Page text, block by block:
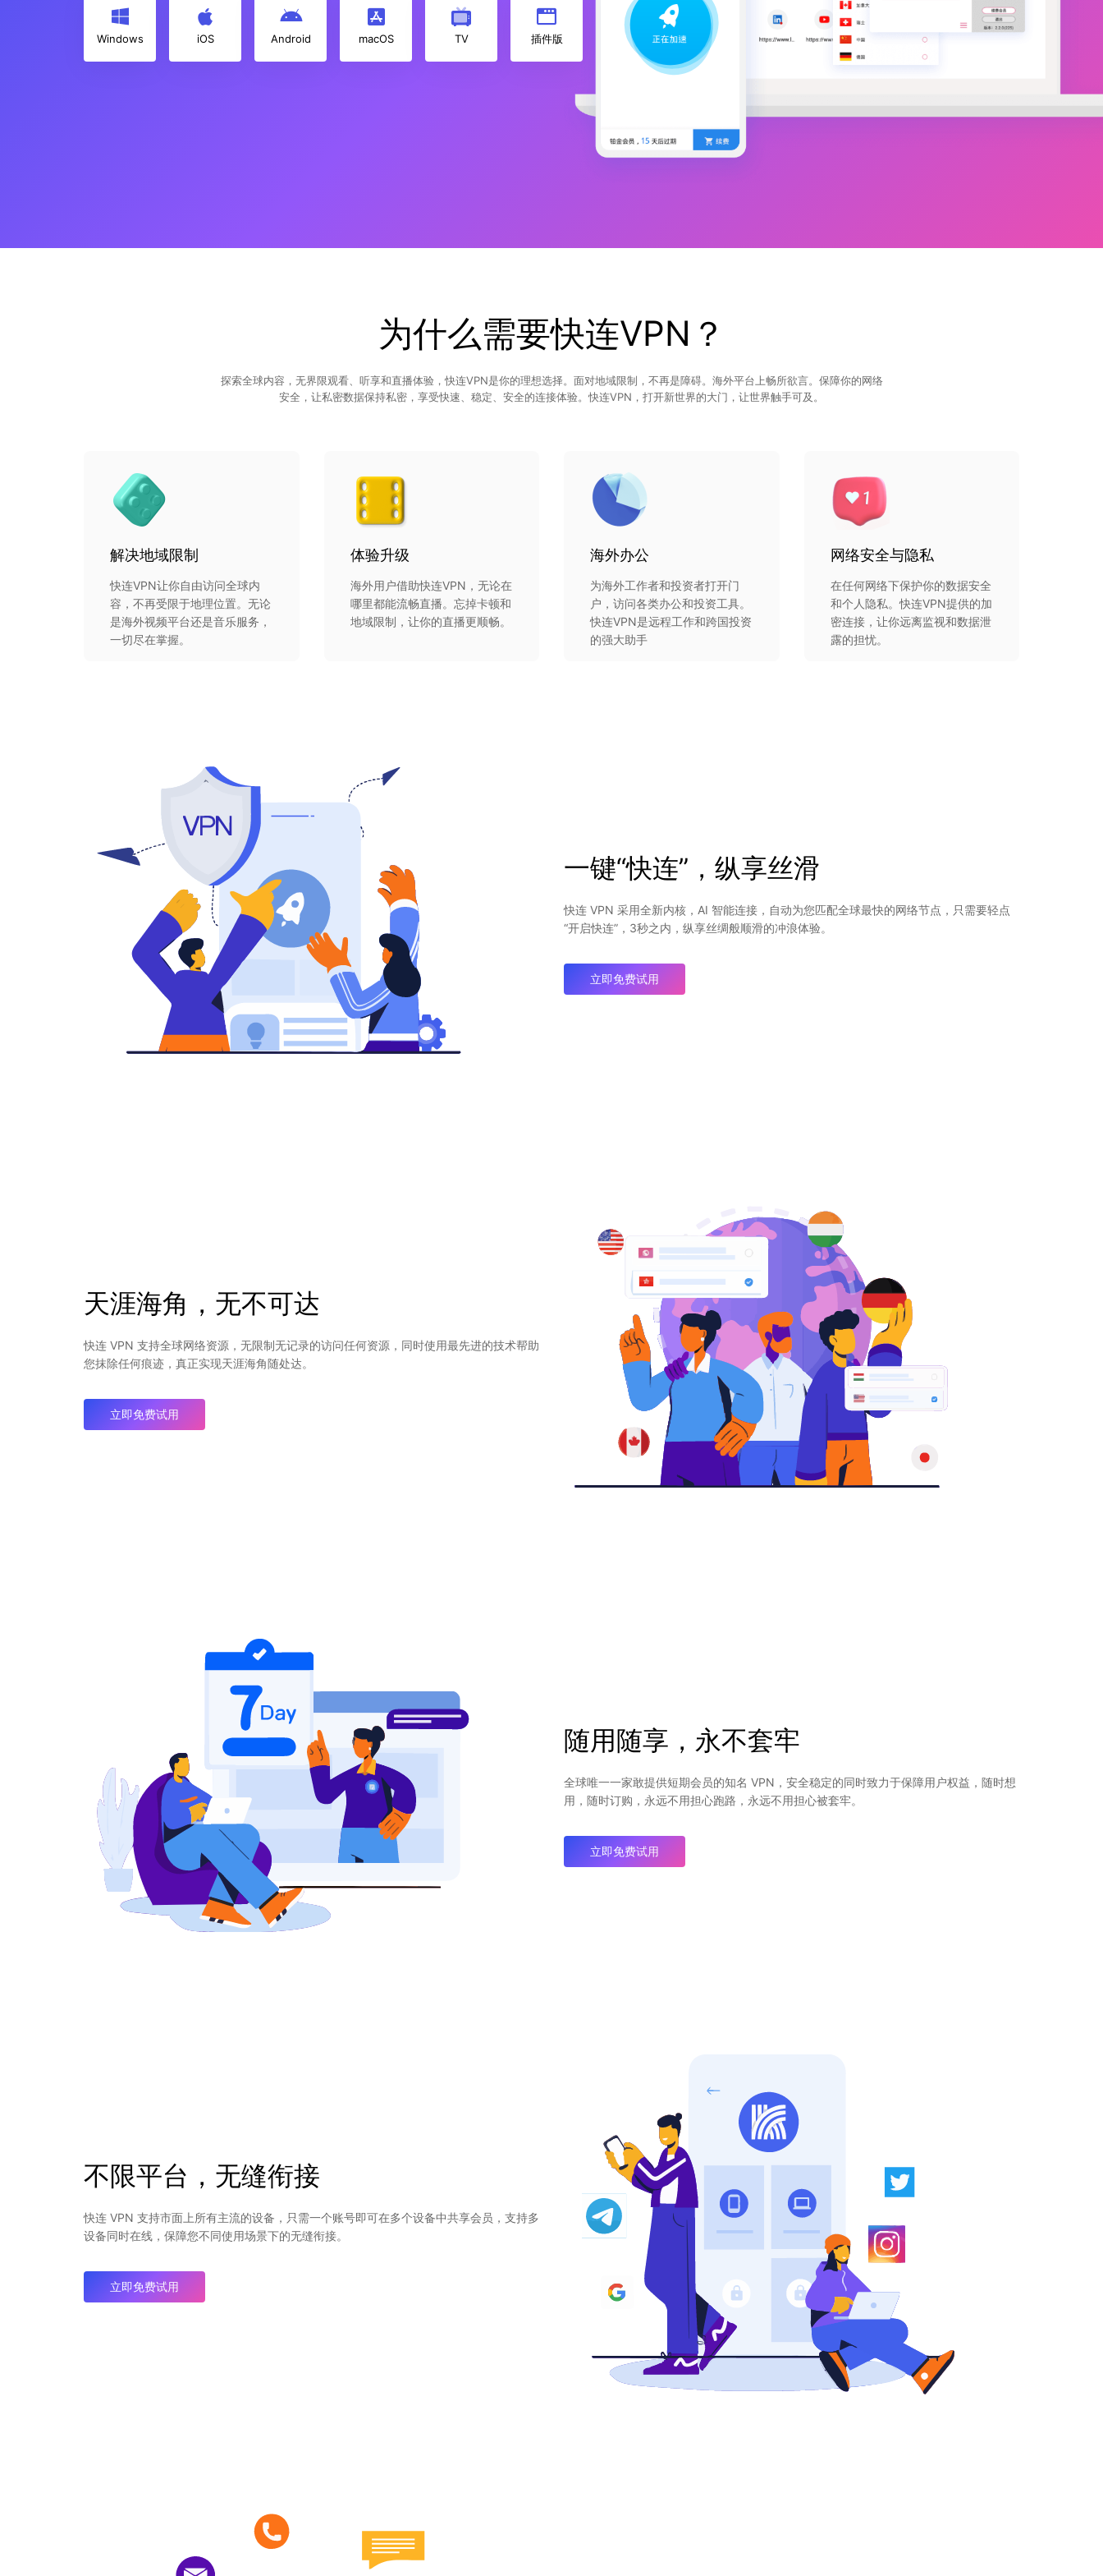
Windows iOS Android macOS TV 插件版
为什么需要快连VPN？
探索全球内容，无界限观看、听享和直播体验，快连VPN是你的理想选择。面对地域限制，不再是障碍。海外平台上畅所欲言。保障你的网络
安全，让私密数据保持私密，享受快速、稳定、安全的连接体验。快连VPN，打开新世界的大门，让世界触手可及。
解决地域限制
快连VPN让你自由访问全球内
容，不再受限于地理位置。无论
是海外视频平台还是音乐服务，
一切尽在掌握。
体验升级
海外用户借助快连VPN，无论在
哪里都能流畅直播。忘掉卡顿和
地域限制，让你的直播更顺畅。
海外办公
为海外工作者和投资者打开门
户，访问各类办公和投资工具。
快连VPN是远程工作和跨国投资
的强大助手
网络安全与隐私
在任何网络下保护你的数据安全
和个人隐私。快连VPN提供的加
密连接，让你远离监视和数据泄
露的担忧。
一键“快连”，纵享丝滑
快连 VPN 采用全新内核，AI 智能连接，自动为您匹配全球最快的网络节点，只需要轻点
“开启快连”，3秒之内，纵享丝绸般顺滑的冲浪体验。
立即免费试用
天涯海角，无不可达
快连 VPN 支持全球网络资源，无限制无记录的访问任何资源，同时使用最先进的技术帮助
您抹除任何痕迹，真正实现天涯海角随处达。
立即免费试用
随用随享，永不套牢
全球唯一一家敢提供短期会员的知名 VPN，安全稳定的同时致力于保障用户权益，随时想
用，随时订购，永远不用担心跑路，永远不用担心被套牢。
立即免费试用
不限平台，无缝衔接
快连 VPN 支持市面上所有主流的设备，只需一个账号即可在多个设备中共享会员，支持多
设备同时在线，保障您不同使用场景下的无缝衔接。
立即免费试用